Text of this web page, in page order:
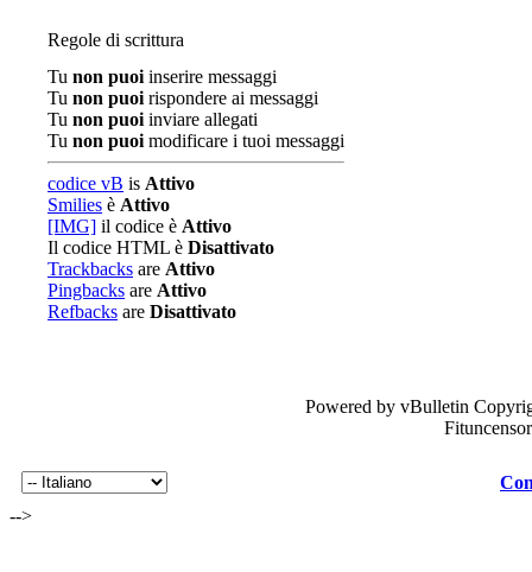
Regole di scrittura
Tu non puoi inserire messaggi
Tu non puoi rispondere ai messaggi
Tu non puoi inviare allegati
Tu non puoi modificare i tuoi messaggi
codice vB is Attivo
Smilies è Attivo
[IMG] il codice è Attivo
Il codice HTML è Disattivato
Trackbacks are Attivo
Pingbacks are Attivo
Refbacks are Disattivato
Powered by vBulletin
-->